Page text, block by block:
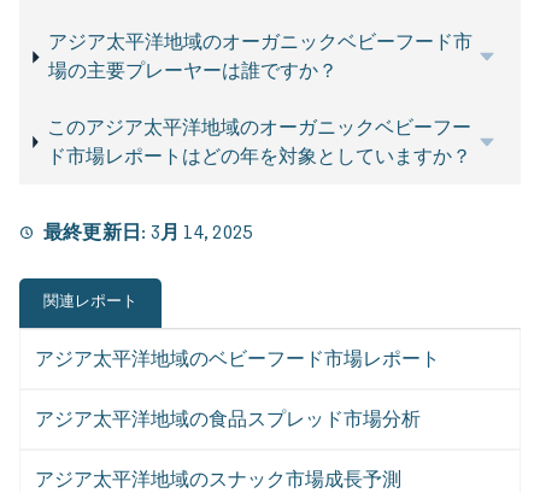
アジア太平洋地域のオーガニックベビーフード市
場の主要プレーヤーは誰ですか？
このアジア太平洋地域のオーガニックベビーフー
ド市場レポートはどの年を対象としていますか？
最終更新日: 3月 14, 2025
関連レポート
アジア太平洋地域のベビーフード市場レポート
アジア太平洋地域の食品スプレッド市場分析
アジア太平洋地域のスナック市場成長予測